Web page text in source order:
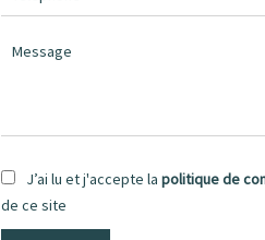
J’ai lu et j'accepte la politique de
de ce site